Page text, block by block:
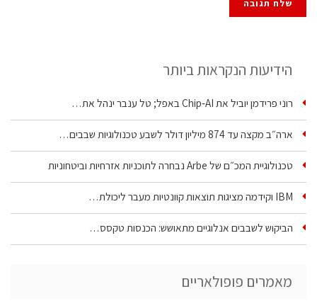
הידיעות הנקראות ביותר
רוני פרידמן יוביל את Chip‑AI באפל; טל ענבר ינהל את…
ארה״ב מקצה עד 874 מיליון דולר לשבע טכנולוגיות שבבים…
טכנולוגיית המכ״ם של Arbe נבחרה לתוכניות אזרחיות וביטחוניות
IBM וקידמה מציגות תוצאות קוונטיות מעבר ליכולת…
הביקוש לשבבים אנלוגיים מתאושש: הכנסות טקסס…
מאמרים פופולאריים